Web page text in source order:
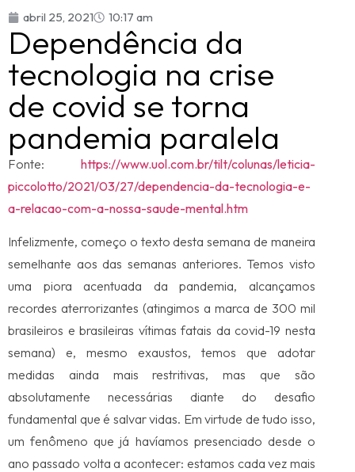
abril 25, 2021 10:17 am
Dependência da
tecnologia na crise
de covid se torna
pandemia paralela
Fonte: https://www.uol.com.br/tilt/colunas/leticia-
piccolotto/2021/03/27/dependencia-da-tecnologia-e-
a-relacao-com-a-nossa-saude-mental.htm
Infelizmente, começo o texto desta semana de maneira
semelhante aos das semanas anteriores. Temos visto
uma piora acentuada da pandemia, alcançamos
recordes aterrorizantes (atingimos a marca de 300 mil
brasileiros e brasileiras vítimas fatais da covid-19 nesta
semana) e, mesmo exaustos, temos que adotar
medidas ainda mais restritivas, mas que são
absolutamente necessárias diante do desafio
fundamental que é salvar vidas. Em virtude de tudo isso,
um fenômeno que já havíamos presenciado desde o
ano passado volta a acontecer: estamos cada vez mais